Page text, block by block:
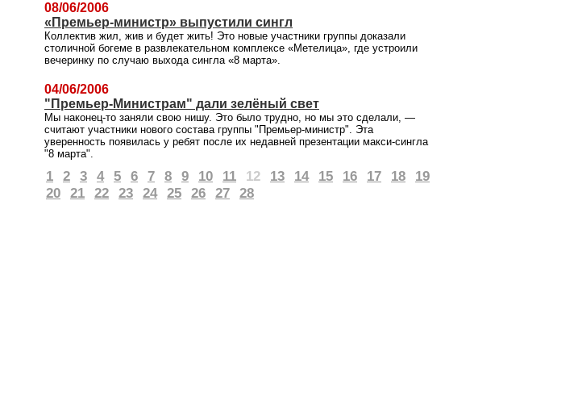
08/06/2006
«Премьер-министр» выпустили сингл
Коллектив жил, жив и будет жить! Это новые участники группы доказали
столичной богеме в развлекательном комплексе «Метелица», где устроили
вечеринку по случаю выхода сингла «8 марта».
04/06/2006
"Премьер-Министрам" дали зелёный свет
Мы наконец-то заняли свою нишу. Это было трудно, но мы это сделали, —
считают участники нового состава группы "Премьер-министр". Эта
уверенность появилась у ребят после их недавней презентации макси-сингла
"8 марта".
1 2 3 4 5 6 7 8 9 10 11 12 13 14 15 16 17 18
19
20 21 22 23 24 25 26 27 28